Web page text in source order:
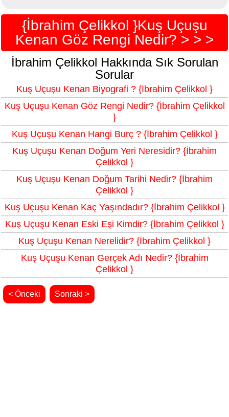
{İbrahim Çelikkol }Kuş Uçuşu
Kenan Göz Rengi Nedir? > > >
İbrahim Çelikkol Hakkında Sık Sorulan
Sorular
Kuş Uçuşu Kenan Biyografi ? {İbrahim Çelikkol }
Kuş Uçuşu Kenan Göz Rengi Nedir? {İbrahim Çelikkol
}
Kuş Uçuşu Kenan Hangi Burç ? {İbrahim Çelikkol }
Kuş Uçuşu Kenan Doğum Yeri Neresidir? {İbrahim
Çelikkol }
Kuş Uçuşu Kenan Doğum Tarihi Nedir? {İbrahim
Çelikkol }
Kuş Uçuşu Kenan Kaç Yaşındadır? {İbrahim Çelikkol }
Kuş Uçuşu Kenan Eski Eşi Kimdir? {İbrahim Çelikkol }
Kuş Uçuşu Kenan Nerelidir? {İbrahim Çelikkol }
Kuş Uçuşu Kenan Gerçek Adı Nedir? {İbrahim
Çelikkol }
< Önceki Sonraki >